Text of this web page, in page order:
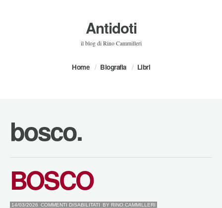
Antidoti
il blog di Rino Cammilleri
Home Biografia Libri
bosco.
BOSCO
14/03/2026 COMMENTI DISABILITATI SU
BY RINO.CAMMILLERI